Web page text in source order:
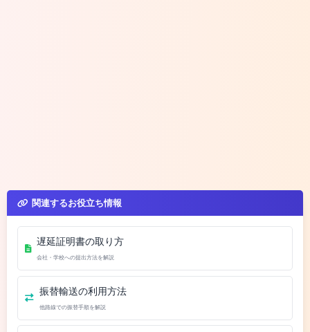
関連するお役立ち情報
遅延証明書の取り方
会社・学校への提出方法を解説
振替輸送の利用方法
他路線での振替手順を解説